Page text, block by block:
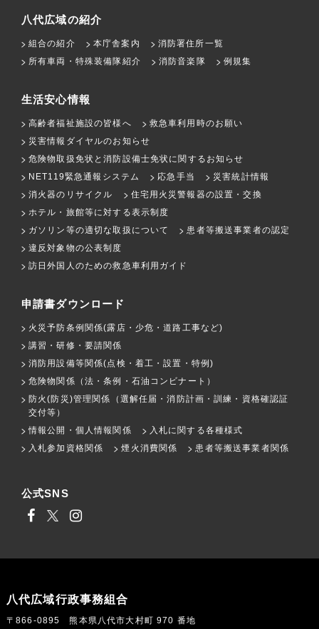
八代広域の紹介
組合の紹介 本庁舎案内
消防署住所一覧
所有車両・特殊装備隊紹介
消防音楽隊 例規集
生活安心情報
高齢者福祉施設の皆様へ
救急車利用時のお願い
災害情報ダイヤルのお知らせ
危険物取扱免状と消防設備士免状に関するお知らせ
NET119緊急通報システム
応急手当
災害統計情報
消火器のリサイクル
住宅用火災警報器の設置・交換
ホテル・旅館等に対する表示制度
ガソリン等の適切な取扱について
患者等搬送事業者の認定
違反対象物の公表制度
訪日外国人のための救急車利用ガイド
申請書ダウンロード
火災予防条例関係(露店・少危・道路工事など)
講習・研修・要請関係
消防用設備等関係(点検・着工・設置・特例)
危険物関係（法・条例・石油コンビナート）
防火(防災)管理関係（選解任届・消防計画・訓練・資格確認証
交付等）
情報公開・個人情報関係
入札に関する各種様式
入札参加資格関係
煙火消費関係 患者等搬送事業者関係
公式SNS
八代広域行政事務組合
〒866-0895 熊本県八代市大村町 970 番地